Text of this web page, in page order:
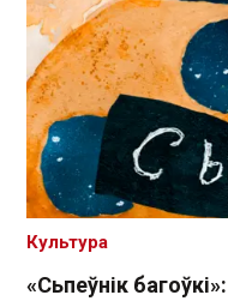
«Сьпеўнік
Культура